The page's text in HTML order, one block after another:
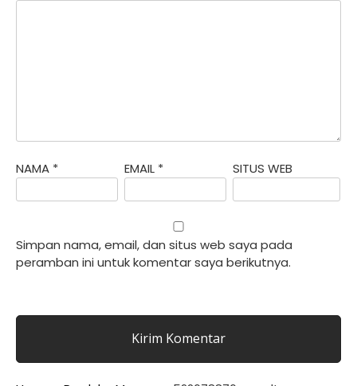
NAMA * EMAIL * SITUS WEB
Simpan nama, email, dan situs web saya pada
peramban ini untuk komentar saya berikutnya.